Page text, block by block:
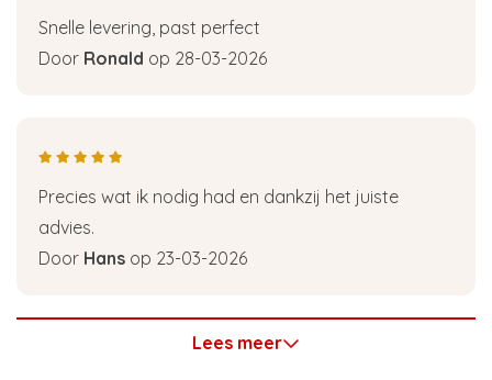
Snelle levering, past perfect
Door Ronald op 28-03-2026
Precies wat ik nodig had en dankzij het juiste
advies.
Door Hans op 23-03-2026
Lees meer